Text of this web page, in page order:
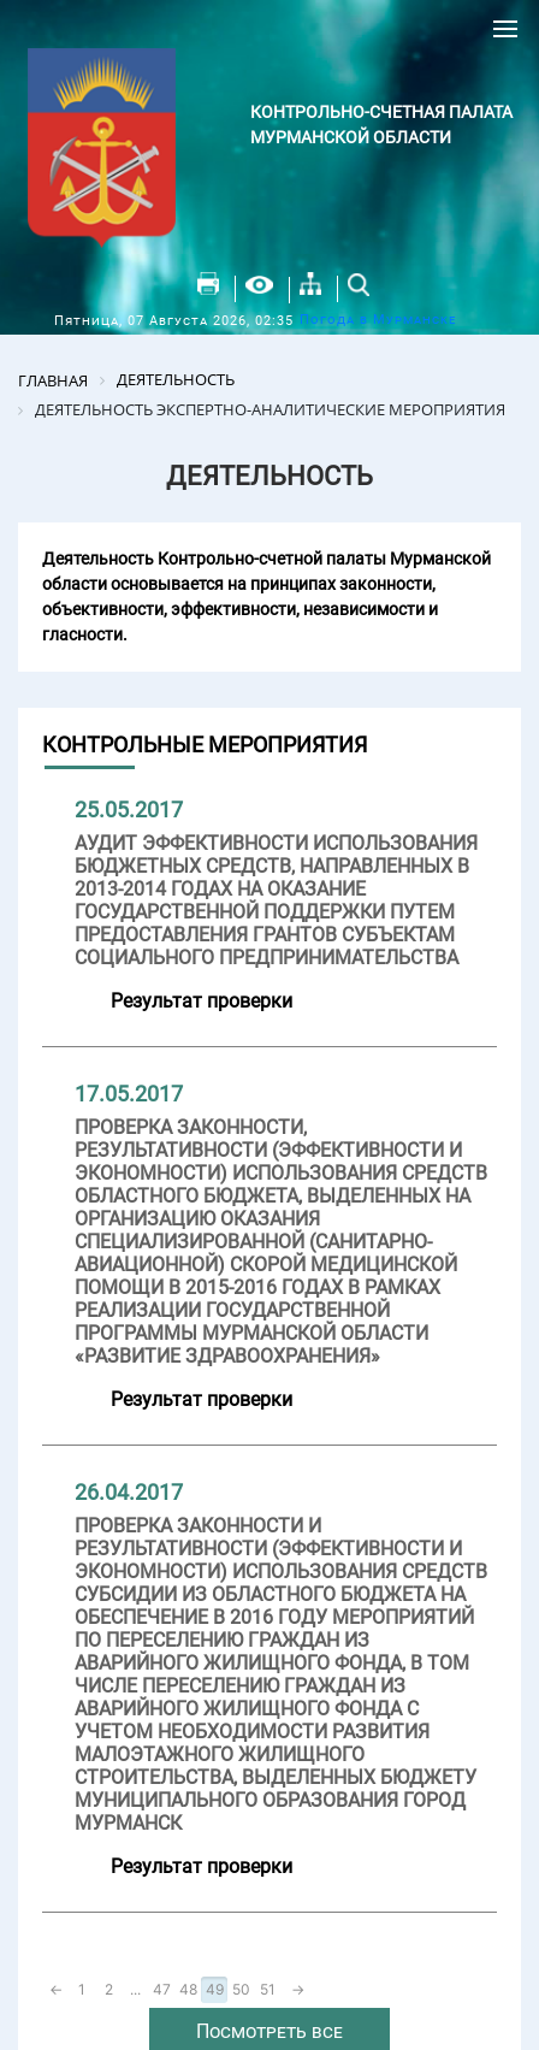
КОНТРОЛЬНО-СЧЕТНАЯ ПАЛАТА
МУРМАНСКОЙ ОБЛАСТИ
Пятница, 07 Августа 2026, 02:35 Погода в Мурманске
ГЛАВНАЯ
ДЕЯТЕЛЬНОСТЬ
ДЕЯТЕЛЬНОСТЬ ЭКСПЕРТНО-АНАЛИТИЧЕСКИЕ МЕРОПРИЯТИЯ
ДЕЯТЕЛЬНОСТЬ
Деятельность Контрольно-счетной палаты Мурманской
области основывается на принципах законности,
объективности, эффективности, независимости и
гласности.
КОНТРОЛЬНЫЕ МЕРОПРИЯТИЯ
25.05.2017
АУДИТ ЭФФЕКТИВНОСТИ ИСПОЛЬЗОВАНИЯ
БЮДЖЕТНЫХ СРЕДСТВ, НАПРАВЛЕННЫХ В
2013-2014 ГОДАХ НА ОКАЗАНИЕ
ГОСУДАРСТВЕННОЙ ПОДДЕРЖКИ ПУТЕМ
ПРЕДОСТАВЛЕНИЯ ГРАНТОВ СУБЪЕКТАМ
СОЦИАЛЬНОГО ПРЕДПРИНИМАТЕЛЬСТВА
Результат проверки
17.05.2017
ПРОВЕРКА ЗАКОННОСТИ,
РЕЗУЛЬТАТИВНОСТИ (ЭФФЕКТИВНОСТИ И
ЭКОНОМНОСТИ) ИСПОЛЬЗОВАНИЯ СРЕДСТВ
ОБЛАСТНОГО БЮДЖЕТА, ВЫДЕЛЕННЫХ НА
ОРГАНИЗАЦИЮ ОКАЗАНИЯ
СПЕЦИАЛИЗИРОВАННОЙ (САНИТАРНО-
АВИАЦИОННОЙ) СКОРОЙ МЕДИЦИНСКОЙ
ПОМОЩИ В 2015-2016 ГОДАХ В РАМКАХ
РЕАЛИЗАЦИИ ГОСУДАРСТВЕННОЙ
ПРОГРАММЫ МУРМАНСКОЙ ОБЛАСТИ
«РАЗВИТИЕ ЗДРАВООХРАНЕНИЯ»
Результат проверки
26.04.2017
ПРОВЕРКА ЗАКОННОСТИ И
РЕЗУЛЬТАТИВНОСТИ (ЭФФЕКТИВНОСТИ И
ЭКОНОМНОСТИ) ИСПОЛЬЗОВАНИЯ СРЕДСТВ
СУБСИДИИ ИЗ ОБЛАСТНОГО БЮДЖЕТА НА
ОБЕСПЕЧЕНИЕ В 2016 ГОДУ МЕРОПРИЯТИЙ
ПО ПЕРЕСЕЛЕНИЮ ГРАЖДАН ИЗ
АВАРИЙНОГО ЖИЛИЩНОГО ФОНДА, В ТОМ
ЧИСЛЕ ПЕРЕСЕЛЕНИЮ ГРАЖДАН ИЗ
АВАРИЙНОГО ЖИЛИЩНОГО ФОНДА С
УЧЕТОМ НЕОБХОДИМОСТИ РАЗВИТИЯ
МАЛОЭТАЖНОГО ЖИЛИЩНОГО
СТРОИТЕЛЬСТВА, ВЫДЕЛЕННЫХ БЮДЖЕТУ
МУНИЦИПАЛЬНОГО ОБРАЗОВАНИЯ ГОРОД
МУРМАНСК
Результат проверки
← 1 2 ... 47 48 49 50 51 →
Посмотреть все